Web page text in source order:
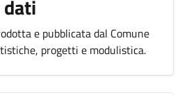
e pubblicata dal Comune
progetti e modulistica.